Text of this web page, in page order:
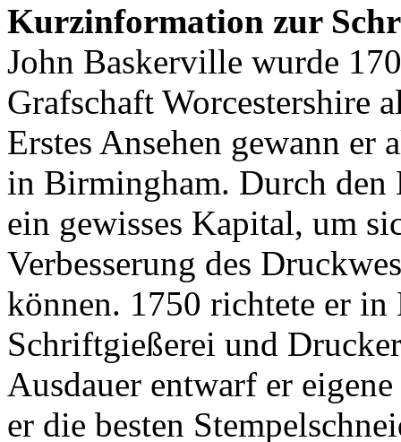
Kurzinformation zur
John Baskerville wurde
Grafschaft Worcestershire
Erstes Ansehen gewann er
in Birmingham. Durch den
ein gewisses Kapital, um
Verbesserung des
können. 1750 richtete er
Schriftgießerei und
Ausdauer entwarf er
er die besten